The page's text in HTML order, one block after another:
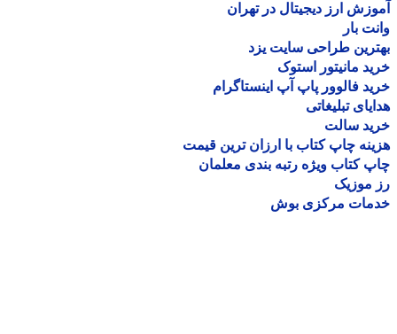
ارز دیجیتال در تهران
بار
طراحی سایت یزد
مانیتور استوک
فالوور پاپ آپ اینستاگرام
تبلیغاتی
سالت
چاپ کتاب با ارزان ترین قیمت
کتاب ویژه رتبه بندی معلمان
موزیک
مرکزی بوش